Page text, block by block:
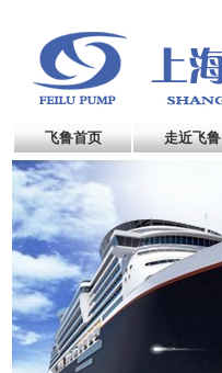
飞鲁首页 走近飞鲁